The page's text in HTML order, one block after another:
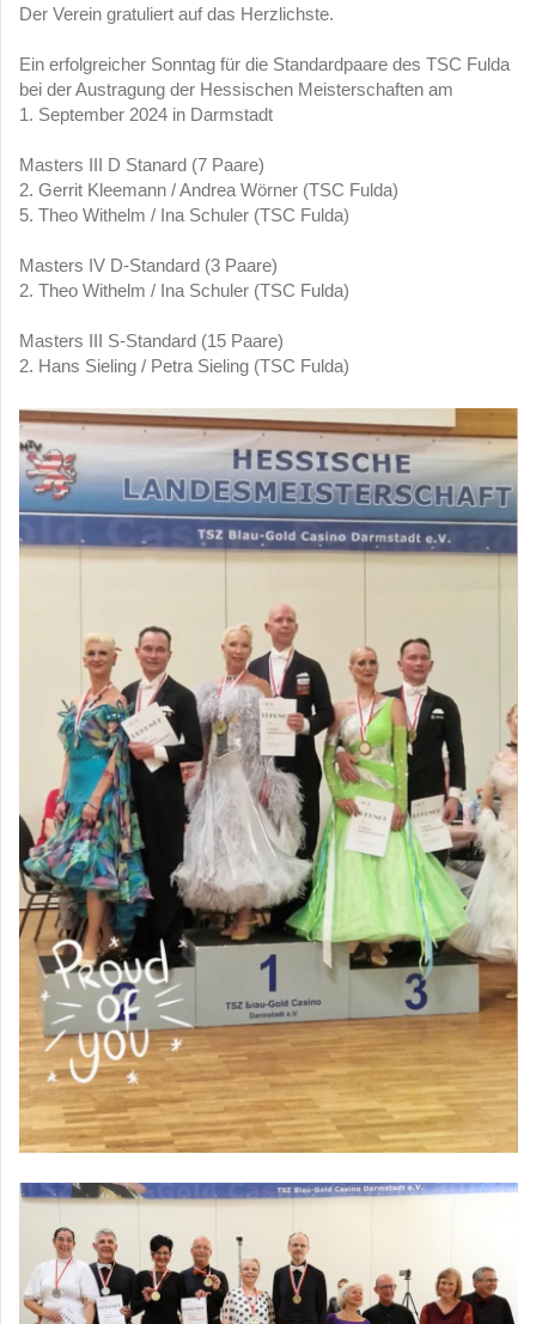
Der Verein gratuliert auf das Herzlichste.
Ein erfolgreicher Sonntag für die Standardpaare des TSC Fulda
bei der Austragung der Hessischen Meisterschaften am
1. September 2024 in Darmstadt
Masters III D Stanard (7 Paare)
2. Gerrit Kleemann / Andrea Wörner (TSC Fulda)
5. Theo Withelm / Ina Schuler (TSC Fulda)
Masters IV D-Standard (3 Paare)
2. Theo Withelm / Ina Schuler (TSC Fulda)
Masters III S-Standard (15 Paare)
2. Hans Sieling / Petra Sieling (TSC Fulda)